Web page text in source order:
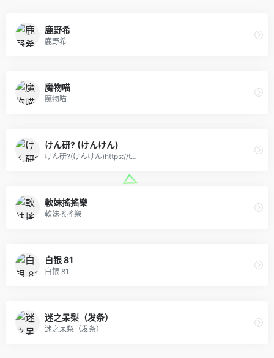
鹿野希
鹿野希
魔物喵
魔物喵
けん研? (けんけん)
けん研?(けんけん)https://t…
軟妹搖搖樂
軟妹搖搖樂
白银 81
白银 81
迷之呆梨（发条）
迷之呆梨（发条）